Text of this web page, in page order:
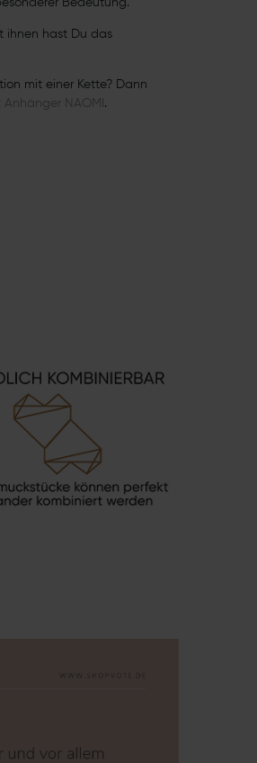
Bedeutung.
ihnen hast Du das
mit einer Kette? Dann
Anhänger NAOMI .